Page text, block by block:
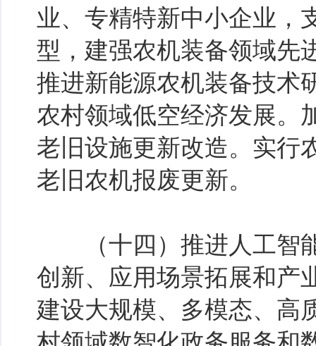
业、专精特新中小企业，
型，建强农机装备领域先
推进新能源农机装备技术
农村领域低空经济发展。
老旧设施更新改造。实行
老旧农机报废更新。
（十四）推进人工智能
创新、应用场景拓展和产
建设大规模、多模态、高